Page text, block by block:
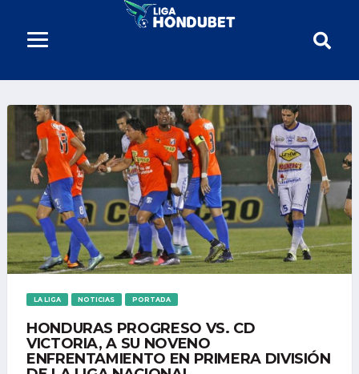
LA LIGA NOTICIAS PORTADA
HONDURAS PROGRESO VS. CD
VICTORIA, A SU NOVENO
ENFRENTAMIENTO EN PRIMERA DIVISIÓN